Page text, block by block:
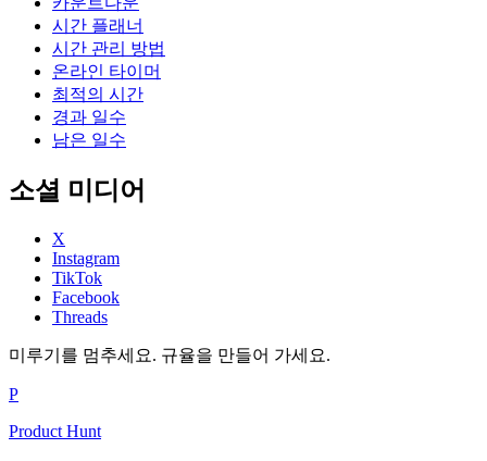
시간 플래너
시간 관리 방법
온라인 타이머
최적의 시간
경과 일수
남은 일수
소셜 미디어
X
Instagram
TikTok
Facebook
Threads
미루기를 멈추세요. 규율을 만들어 가세요.
P
Product Hunt